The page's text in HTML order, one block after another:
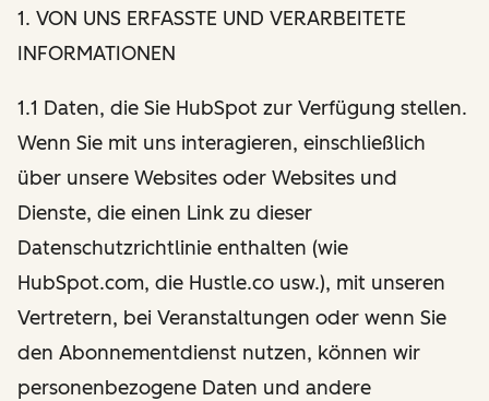
1. VON UNS ERFASSTE UND VERARBEITETE
INFORMATIONEN
1.1 Daten, die Sie HubSpot zur Verfügung stellen.
Wenn Sie mit uns interagieren, einschließlich
über unsere Websites oder Websites und
Dienste, die einen Link zu dieser
Datenschutzrichtlinie enthalten (wie
HubSpot.com, die Hustle.co usw.), mit unseren
Vertretern, bei Veranstaltungen oder wenn Sie
den Abonnementdienst nutzen, können wir
personenbezogene Daten und andere